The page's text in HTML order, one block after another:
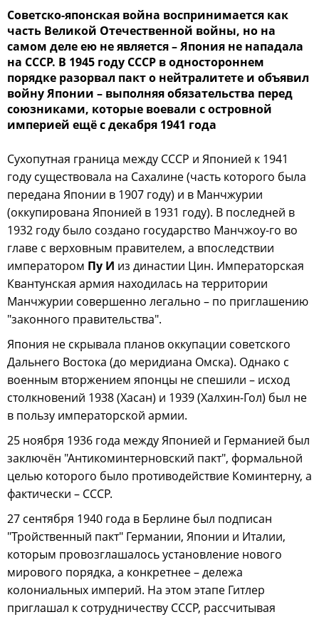
Советско-японская война воспринимается как
часть Великой Отечественной войны, но на
самом деле ею не является – Япония не нападала
на СССР. В 1945 году СССР в одностороннем
порядке разорвал пакт о нейтралитете и объявил
войну Японии – выполняя обязательства перед
союзниками, которые воевали с островной
империей ещё с декабря 1941 года
Сухопутная граница между СССР и Японией к 1941
году существовала на Сахалине (часть которого была
передана Японии в 1907 году) и в Манчжурии
(оккупирована Японией в 1931 году). В последней в
1932 году было создано государство Манчжоу-го во
главе с верховным правителем, а впоследствии
императором Пу И из династии Цин. Императорская
Квантунская армия находилась на территории
Манчжурии совершенно легально – по приглашению
"законного правительства".
Япония не скрывала планов оккупации советского
Дальнего Востока (до меридиана Омска). Однако с
военным вторжением японцы не спешили – исход
столкновений 1938 (Хасан) и 1939 (Халхин-Гол) был не
в пользу императорской армии.
25 ноября 1936 года между Японией и Германией был
заключён "Антикоминтерновский пакт", формальной
целью которого было противодействие Коминтерну, а
фактически – СССР.
27 сентября 1940 года в Берлине был подписан
"Тройственный пакт" Германии, Японии и Италии,
которым провозглашалось установление нового
мирового порядка, а конкретнее – дележа
колониальных империй. На этом этапе Гитлер
приглашал к сотрудничеству СССР, рассчитывая